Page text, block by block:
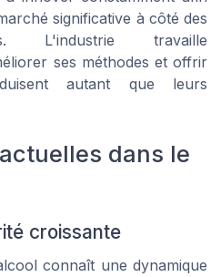
significative à côté des
L'industrie travaille
ses méthodes et offrir
autant que leurs
dans le
croissante
connaît une dynamique